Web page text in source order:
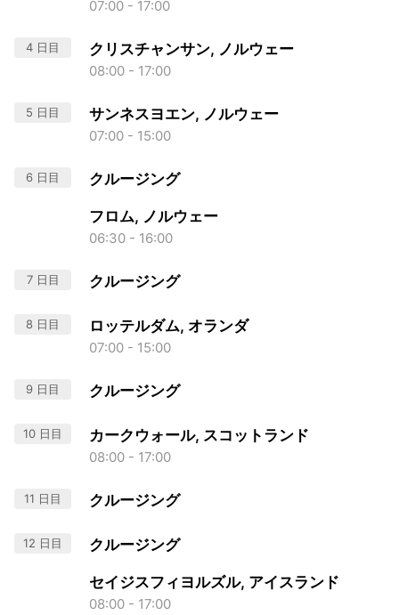
07:00 - 17:00
4 日目 クリスチャンサン, ノルウェー
08:00 - 17:00
5 日目 サンネスヨエン, ノルウェー
07:00 - 15:00
6 日目 クルージング
フロム, ノルウェー
06:30 - 16:00
7 日目 クルージング
8 日目 ロッテルダム, オランダ
07:00 - 15:00
9 日目 クルージング
10 日目 カークウォール, スコットランド
08:00 - 17:00
11 日目 クルージング
12 日目 クルージング
セイジスフィヨルズル, アイスランド
08:00 - 17:00